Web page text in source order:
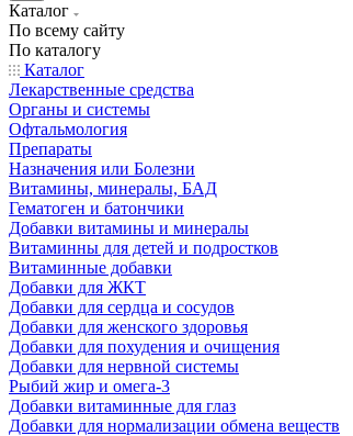
Каталог
По всему сайту
По каталогу
Каталог
Лекарственные средства
Органы и системы
Офтальмология
Препараты
Назначения или Болезни
Витамины, минералы, БАД
Гематоген и батончики
Добавки витамины и минералы
Витаминны для детей и подростков
Витаминные добавки
Добавки для ЖКТ
Добавки для сердца и сосудов
Добавки для женского здоровья
Добавки для похудения и очищения
Добавки для нервной системы
Рыбий жир и омега-3
Добавки витаминные для глаз
Добавки для нормализации обмена веществ